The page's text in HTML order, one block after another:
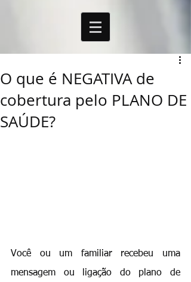
O que é NEGATIVA de
cobertura pelo PLANO DE
SAÚDE?
Você ou um familiar recebeu uma
mensagem ou ligação do plano de